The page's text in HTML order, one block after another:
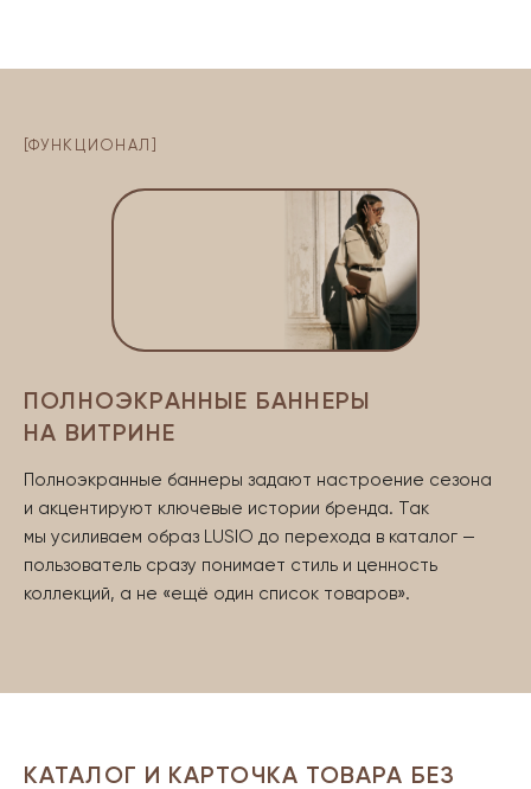
ФУНКЦИОНАЛ
ПОЛНОЭКРАННЫЕ БАННЕРЫ
НА ВИТРИНЕ
Полноэкранные баннеры задают настроение сезона
и акцентируют ключевые истории бренда. Так
мы усиливаем образ LUSIO до перехода в каталог —
пользователь сразу понимает стиль и ценность
коллекций, а не «ещё один список товаров».
КАТАЛОГ И КАРТОЧКА ТОВАРА БЕЗ